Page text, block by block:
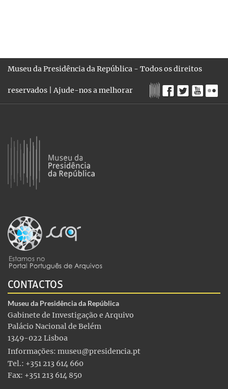
Museu da Presidência da República - Todos os direitos
reservados |Ajude-nos a melhorar
CONTACTOS
Museu da Presidência da República
Gabinete de Investigação e Arquivo
Palácio Nacional de Belém
1349-022 Lisboa
Informações: museu@presidencia.pt
Tel.: +351 213 614 660
Fax: +351 213 614 850